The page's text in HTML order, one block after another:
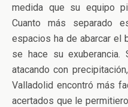
medida que su equipo
Cuanto más separado
espacios ha de abarcar el
se hace su
atacando con
Valladolid encontró más
acertados que le